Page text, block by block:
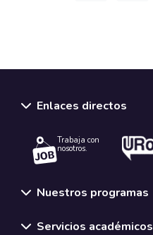
Enlaces directos
Trabaja con
nosotros.
Nuestros programas
Servicios académicos